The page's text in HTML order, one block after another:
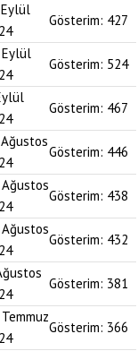
Gösterim: 427
Eylül
Gösterim: 524
Gösterim: 467
Gösterim: 446
Gösterim: 438
Gösterim: 432
Gösterim: 381
Gösterim: 366